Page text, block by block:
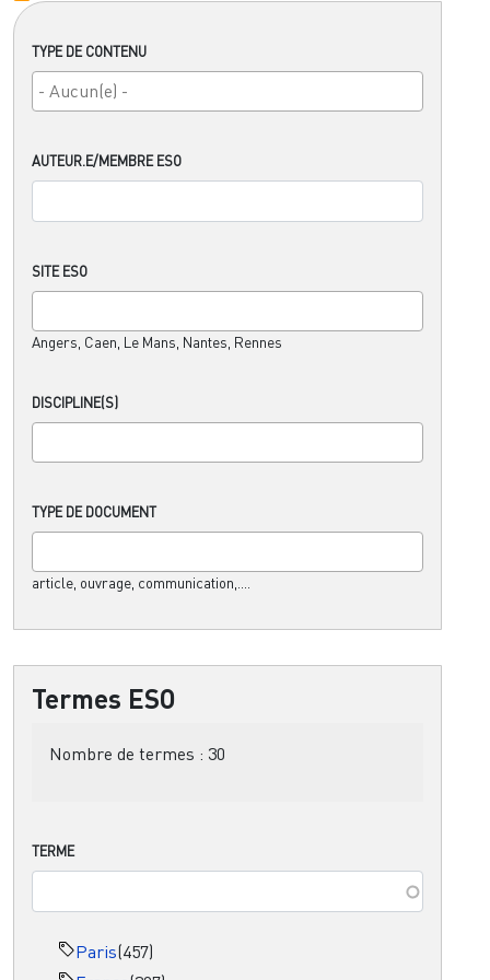
TYPE DE CONTENU
AUTEUR.E/MEMBRE ESO
SITE ESO
Angers, Caen, Le Mans, Nantes, Rennes
DISCIPLINE(S)
TYPE DE DOCUMENT
article, ouvrage, communication,....
Termes ESO
Nombre de termes : 30
TERME
Paris(457)